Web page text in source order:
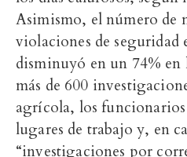
Asimismo, el número de
violaciones de seguridad
disminuyó en un 74% en
más de 600
agrícola, los
lugares de trabajo y, en
“investigaciones por